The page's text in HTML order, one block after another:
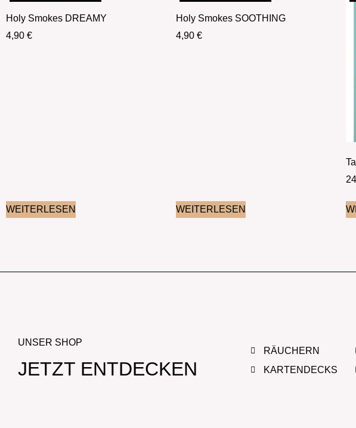
Holy Smokes DREAMY
4,90 €
WEITERLESEN
Holy Smokes SOOTHING
4,90 €
WEITERLESEN
UNSER SHOP
JETZT ENTDECKEN
RÄUCHERN
KARTENDECKS